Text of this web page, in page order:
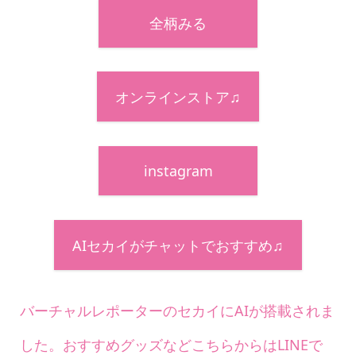
全柄みる
オンラインストア♫
instagram
AIセカイがチャットでおすすめ♫
バーチャルレポーターのセカイにAIが搭載されま
した。おすすめグッズなどこちらからはLINEで